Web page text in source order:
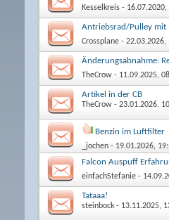
Kesselkreis - 16.07.2020,
Antriebsrad/Pulley mit
Crossplane - 22.03.2026,
Änderungsabnahme:
TheCrow - 11.09.2025,
Artikel in der CB
TheCrow - 23.01.2026,
Benzin im Luftfilter
_jochen - 19.01.2026,
Falcon Auspuff
einfachStefanie -
Tataaa!
steinbock - 13.11.2025,